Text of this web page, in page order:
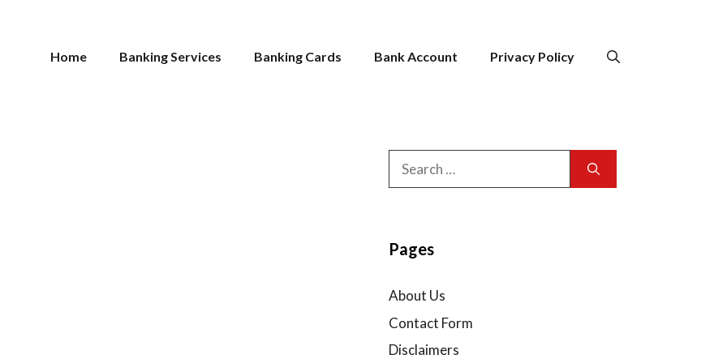
Home Banking Services Banking Cards Bank Account Privacy Policy
for:
Pages
About Us
Contact Form
Disclaimers